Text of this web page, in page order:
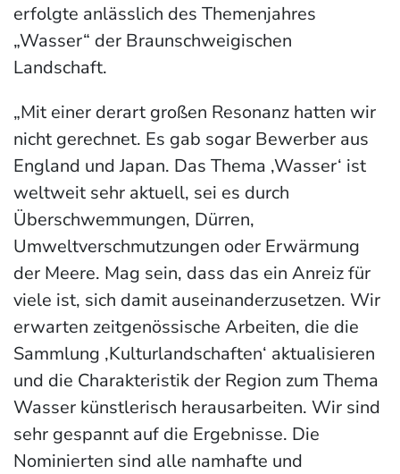
erfolgte anlässlich des Themenjahres
„Wasser“ der Braunschweigischen
Landschaft.
„Mit einer derart großen Resonanz hatten wir
nicht gerechnet. Es gab sogar Bewerber aus
England und Japan. Das Thema ‚Wasser‘ ist
weltweit sehr aktuell, sei es durch
Überschwemmungen, Dürren,
Umweltverschmutzungen oder Erwärmung
der Meere. Mag sein, dass das ein Anreiz für
viele ist, sich damit auseinanderzusetzen. Wir
erwarten zeitgenössische Arbeiten, die die
Sammlung ‚Kulturlandschaften‘ aktualisieren
und die Charakteristik der Region zum Thema
Wasser künstlerisch herausarbeiten. Wir sind
sehr gespannt auf die Ergebnisse. Die
Nominierten sind alle namhafte und